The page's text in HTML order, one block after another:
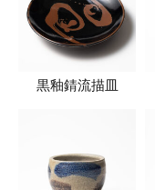
黒釉錆流描皿